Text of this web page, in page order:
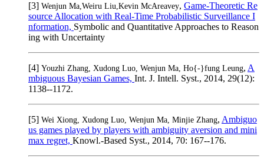
[3] Wenjun Ma,Weiru Liu,Kevin McAreavey, Game-Theoretic Re
source Allocation with Real-Time Probabilistic Surveillance I
nformation, Symbolic and Quantitative Approaches to Reason
ing with Uncertainty
[4] Youzhi Zhang, Xudong Luo, Wenjun Ma, Ho{-}fung Leung, A
mbiguous Bayesian Games, Int. J. Intell. Syst., 2014, 29(12):
1138--1172.
[5] Wei Xiong, Xudong Luo, Wenjun Ma, Minjie Zhang, Ambiguo
us games played by players with ambiguity aversion and mini
max regret, Knowl.-Based Syst., 2014, 70: 167--176.